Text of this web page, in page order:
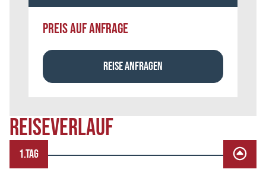
REISEVERLAUF
1.TAG
PREIS AUF ANFRAGE
REISE ANFRAGEN